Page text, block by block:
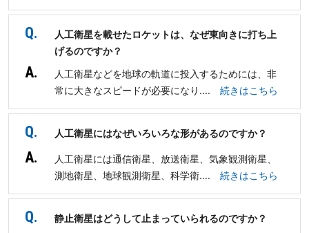
Q.
人工衛星を載せたロケットは、なぜ東向きに打ち上
げるのですか？
A.
人工衛星などを地球の軌道に投入するためには、非
常に大きなスピードが必要になり.... 続きはこちら
Q. 人工衛星にはなぜいろいろな形があるのですか？
A.
人工衛星には通信衛星、放送衛星、気象観測衛星、
測地衛星、地球観測衛星、科学衛.... 続きはこちら
Q. 静止衛星はどうして止まっていられるのですか？